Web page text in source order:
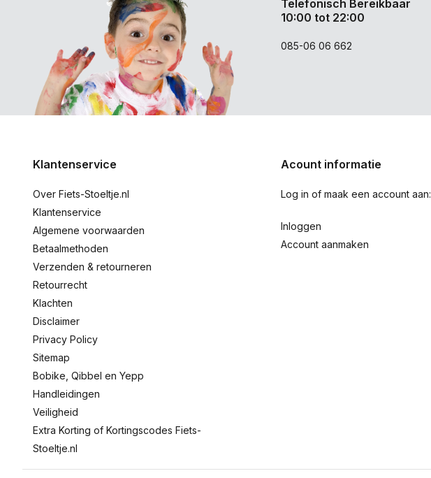
Telefonisch Bereikbaar
10:00 tot 22:00
085-06 06 662
Klantenservice
Over Fiets-Stoeltje.nl
Klantenservice
Algemene voorwaarden
Betaalmethoden
Verzenden & retourneren
Retourrecht
Klachten
Disclaimer
Privacy Policy
Sitemap
Bobike, Qibbel en Yepp
Handleidingen
Veiligheid
Extra Korting of Kortingscodes Fiets-
Stoeltje.nl
Acount informatie
Log in of maak een account aan:
Inloggen
Account aanmaken